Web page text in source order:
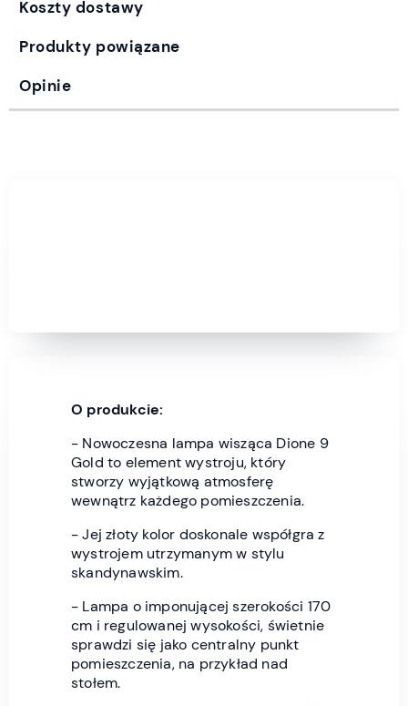
Koszty dostawy
Produkty powiązane
Opinie
O produkcie:
- Nowoczesna lampa wisząca Dione 9
Gold to element wystroju, który
stworzy wyjątkową atmosferę
wewnątrz każdego pomieszczenia.
- Jej złoty kolor doskonale współgra z
wystrojem utrzymanym w stylu
skandynawskim.
- Lampa o imponującej szerokości 170
cm i regulowanej wysokości, świetnie
sprawdzi się jako centralny punkt
pomieszczenia, na przykład nad
stołem.